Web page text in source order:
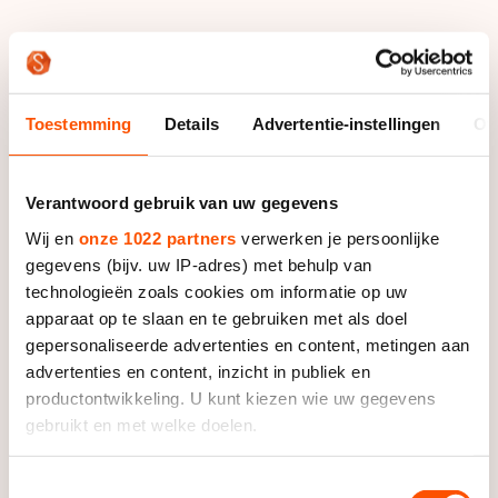
Toestemming Details Advertentie-instellingen
Verantwoord gebruik van uw gegevens
Wij en onze 1022 partners verwerken je persoonlijke
gegevens (bijv. uw IP-adres) met behulp van
technologieën zoals cookies om informatie op uw
apparaat op te slaan en te gebruiken met als doel
gepersonaliseerde advertenties en content, metingen aan
advertenties en content, inzicht in publiek en
productontwikkeling. U kunt kiezen wie uw gegevens
gebruikt en met welke doelen.
laatste afstand. Het was allerminst zeker wie er goud,
zilver of brons zou winnen, maar die strijd ging eigenlijk
maar tussen drie rijdsters: Brittany Bowe, Heather
Richardson-Bergsma en Jorien ter Mors.
Leenstra was de eerste om te erkennen dat andere
rijdsters niet in de buurt van dit trio konden komen.
“Die drie laten zien dat ze de beste sprintsters zijn”,
zei ze. “Verreweg de beste.”
De top drie zat na de eerste dag binnen 0.170 punten
van elkaar. Na de tweede dag waren de verschillen
groter, maar Ter Mors zat nog steeds maar op 0.750
punten van winnares Bowe.